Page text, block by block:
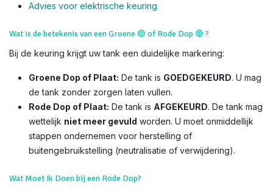
Advies voor elektrische keuring
Wat is de betekenis van een Groene 🟢 of Rode Dop🔴?
Bij de keuring krijgt uw tank een duidelijke markering:
Groene Dop of Plaat: De tank is GOEDGEKEURD. U mag
de tank zonder zorgen laten vullen.
Rode Dop of Plaat: De tank is AFGEKEURD. De tank mag
wettelijk niet meer gevuld worden. U moet onmiddellijk
stappen ondernemen voor herstelling of
buitengebruikstelling (neutralisatie of verwijdering).
Wat Moet Ik Doen bij een Rode Dop?